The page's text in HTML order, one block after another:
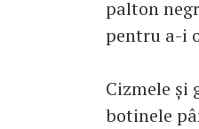
palton
pentru a-i
Cizmele și
botinele